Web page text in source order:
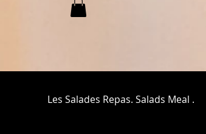
Les Salades Repas. Salads Meal .